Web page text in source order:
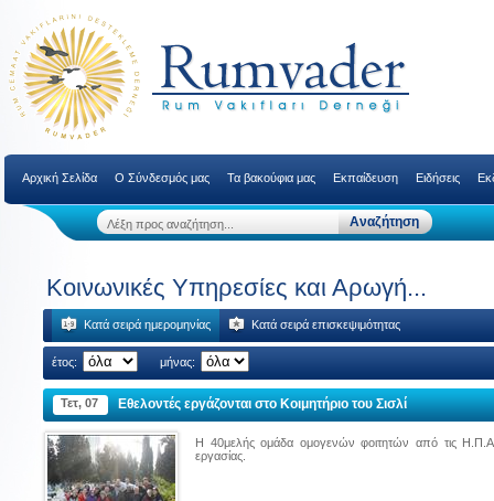
Αρχική Σελίδα Ο Σύνδεσμός μας Τα βακούφια μας Εκπαίδευση Ειδήσεις
Κοινωνικές Υπηρεσίες και Αρωγή...
Κατά σειρά ημερομηνίας Κατά σειρά επισκεψιμότητας
έτος: μήνας:
Τετ, 07 Εθελοντές εργάζονται στο Κοιμητήριο του Σισλί
Η 40μελής ομάδα ομογενών φοιτητών από τις
εργασίας.